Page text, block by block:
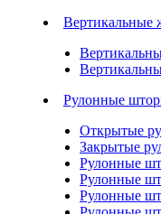
Вертикальные
Рулонные
Открытые
Закрытые
Рулонные
Рулонные
Рулонные